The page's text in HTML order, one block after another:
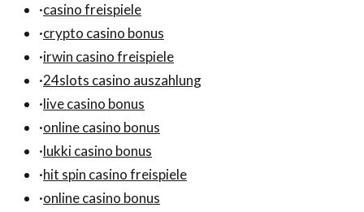
·casino freispiele
·crypto casino bonus
·irwin casino freispiele
·24slots casino auszahlung
·live casino bonus
·online casino bonus
·lukki casino bonus
·hit spin casino freispiele
·online casino bonus